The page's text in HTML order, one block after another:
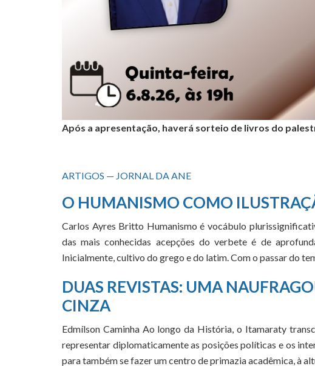
Após a apresentação, haverá sorteio de livros do
ARTIGOS — JORNAL DA ANE
O HUMANISMO COMO
Carlos Ayres Britto Humanismo é vocábulo
das mais conhecidas acepções do verbete é de
Inicialmente, cultivo do grego e do latim. Com o passar do
DUAS REVISTAS: UMA
CINZA
Edmílson Caminha Ao longo da História, o Itamaraty
representar diplomaticamente as posições políticas e os
para também se fazer um centro de primazia acadêmica, à